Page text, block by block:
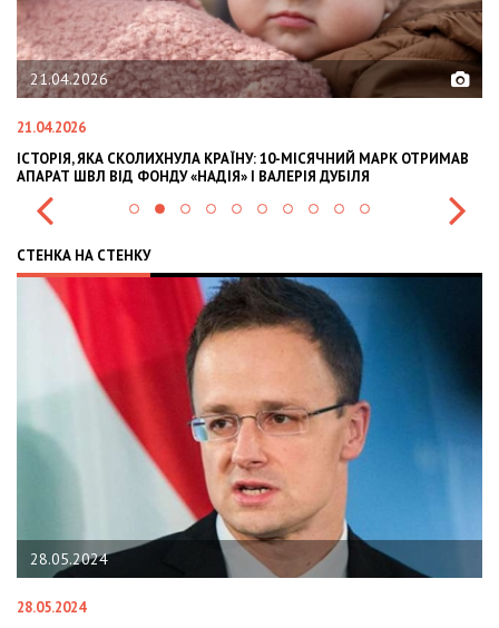
10-МІСЯЧНИЙ МАРК ОТРИМАВ
ДУБІЛЯ
02.02.2026
OLEKSII ABASOV: HOW UKRAINIAN
INTERNATIONAL INVESTMENTS AND
СТЕНКА НА СТЕНКУ
22.01.2024